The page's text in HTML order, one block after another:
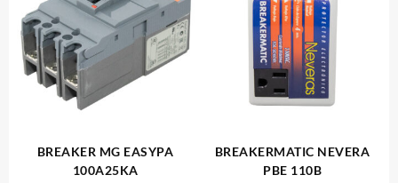
BREAKER MG EASYPA
100A25KA
BREAKERMATIC NEVERA
PBE 110B